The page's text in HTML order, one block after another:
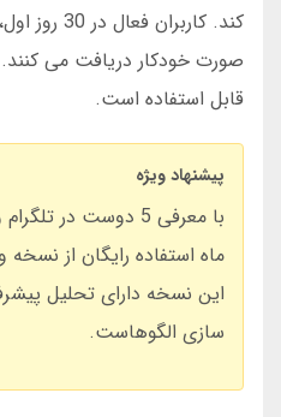
صورت خودکار دریافت می کنند.
قابل استفاده است.
پیشنهاد ویژه
با معرفی 5 دوست در
ماه استفاده رایگان از نسخه
این نسخه دارای تحلیل
سازی الگوهاست.